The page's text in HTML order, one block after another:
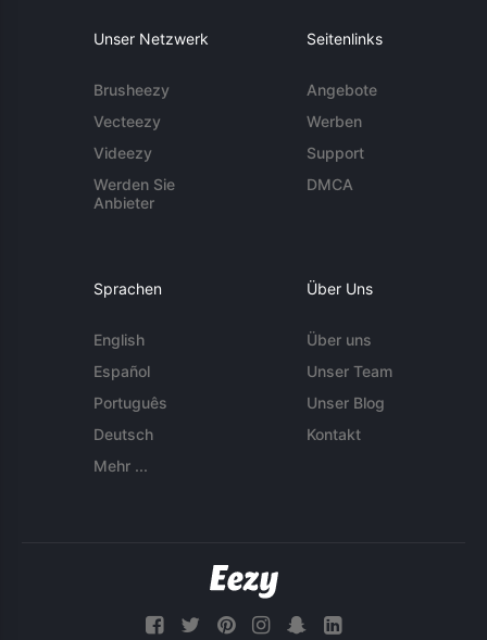
Unser Netzwerk
Brusheezy
Vecteezy
Videezy
Werden Sie
Anbieter
Seitenlinks
Angebote
Werben
Support
DMCA
Sprachen
English
Español
Português
Deutsch
Mehr ...
Über Uns
Über uns
Unser Team
Unser Blog
Kontakt